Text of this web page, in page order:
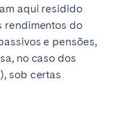
aqui residido
rendimentos do
e pensões,
no caso dos
sob certas